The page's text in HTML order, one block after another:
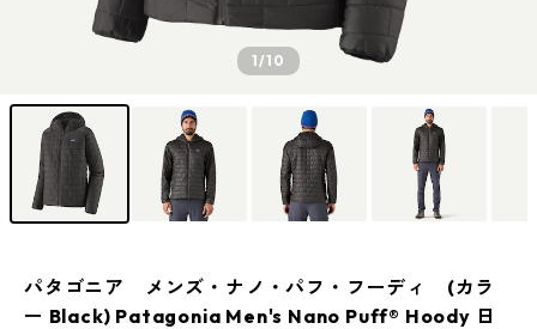
1/10
パタゴニア メンズ・ナノ・パフ・フーディ (カラ
ー Black) Patagonia Men's Nano Puff® Hoody 日